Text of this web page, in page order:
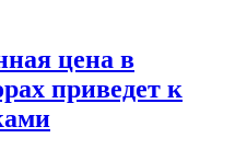
цена в
приведет к